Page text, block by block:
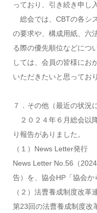
っており、引き続き申し
総会では、CBTの各シ
の要求や、構成用紙、六
る際の優先順位などにつ
しては、会員の皆様にお
いただきたいと思ってお
７．その他（最近の状況
２０２４年６月総会以
り報告がありました。
（１）News Letter発行
News Letter No.56（
告）を、協会HP「協会か
（２）法曹養成制度改革
第23回の法曹養成制度改